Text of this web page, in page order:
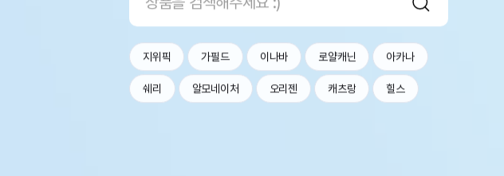
지위픽 가필드 이나바 로얄캐닌 아카나
쉐리 알모네이처 오리젠 캐츠랑 힐스